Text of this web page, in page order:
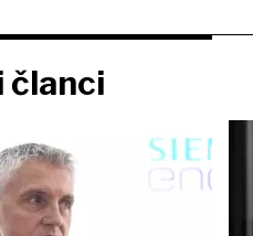
članci